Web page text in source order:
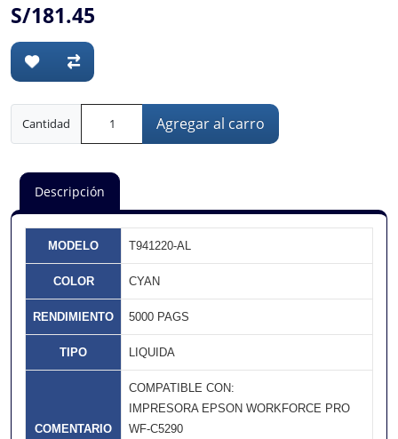
S/181.45
Cantidad Agregar al carro
Descripción
MODELO T941220-AL
COLOR CYAN
RENDIMIENTO 5000 PAGS
TIPO LIQUIDA
COMENTARIO
COMPATIBLE CON:
IMPRESORA EPSON WORKFORCE PRO
WF-C5290